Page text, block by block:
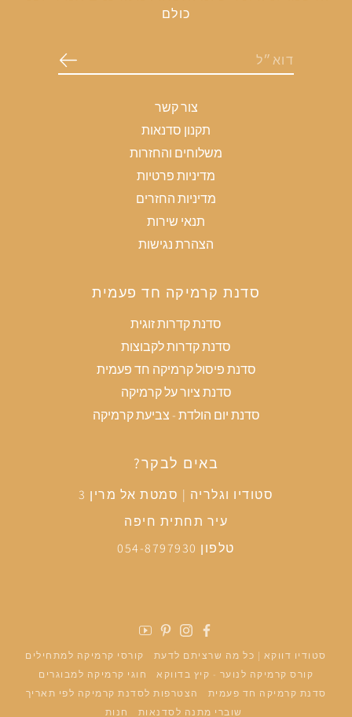
כולם
צור קשר
תקנון סדנאות
משלוחים והחזרות
מדיניות פרטיות
מדיניות החזרים
תנאי שירות
הצהרת נגישות
סדנת קרמיקה חד פעמית
סדנת קדרות זוגית
סדנת קדרות לקבוצות
סדנת פיסול קרמיקה חד פעמית
סדנת ציור על קרמיקה
סדנת יום הולדת - צביעת קרמיקה
באים לבקר?
סטודיו וגלריה | סמטת אל מרין 3
עיר תחתית חיפה
טלפון 054-8797930
סטודיו דווקא | כל מה שרציתם לדעת
קורסי קרמיקה למתחילים
קורס קרמיקה לנוער - קיץ בדווקא
חוגי קרמיקה למבוגרים
סדנת קרמיקה חד פעמית
הצטרפות לסדנת קרמיקה לפי תאריך
שוברי מתנה לסדנאות
חנות